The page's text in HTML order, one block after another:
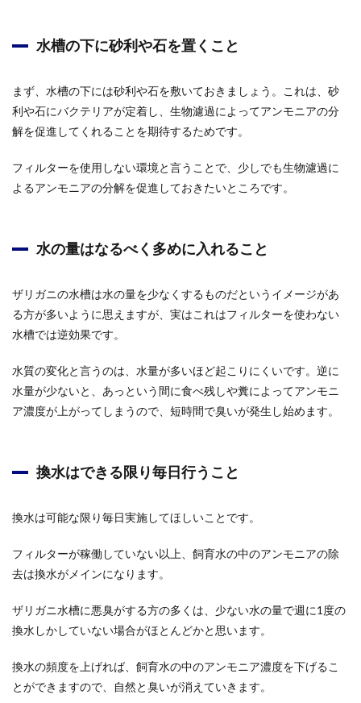
水槽の下に砂利や石を置くこと
まず、水槽の下には砂利や石を敷いておきましょう。これは、砂
利や石にバクテリアが定着し、生物濾過によってアンモニアの分
解を促進してくれることを期待するためです。
フィルターを使用しない環境と言うことで、少しでも生物濾過に
よるアンモニアの分解を促進しておきたいところです。
水の量はなるべく多めに入れること
ザリガニの水槽は水の量を少なくするものだというイメージがあ
る方が多いように思えますが、実はこれはフィルターを使わない
水槽では逆効果です。
水質の変化と言うのは、水量が多いほど起こりにくいです。逆に
水量が少ないと、あっという間に食べ残しや糞によってアンモニ
ア濃度が上がってしまうので、短時間で臭いが発生し始めます。
換水はできる限り毎日行うこと
換水は可能な限り毎日実施してほしいことです。
フィルターが稼働していない以上、飼育水の中のアンモニアの除
去は換水がメインになります。
ザリガニ水槽に悪臭がする方の多くは、少ない水の量で週に1度の
換水しかしていない場合がほとんどかと思います。
換水の頻度を上げれば、飼育水の中のアンモニア濃度を下げるこ
とができますので、自然と臭いが消えていきます。